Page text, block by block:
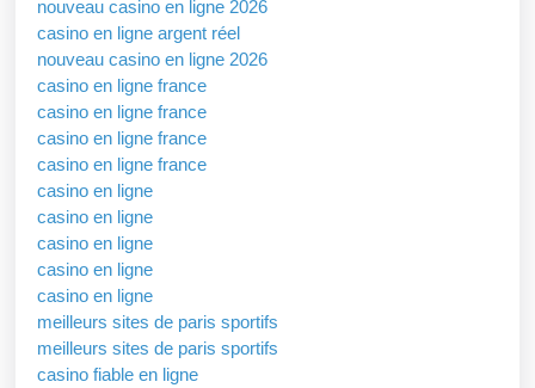
nouveau casino en ligne 2026
casino en ligne argent réel
nouveau casino en ligne 2026
casino en ligne france
casino en ligne france
casino en ligne france
casino en ligne france
casino en ligne
casino en ligne
casino en ligne
casino en ligne
casino en ligne
meilleurs sites de paris sportifs
meilleurs sites de paris sportifs
casino fiable en ligne